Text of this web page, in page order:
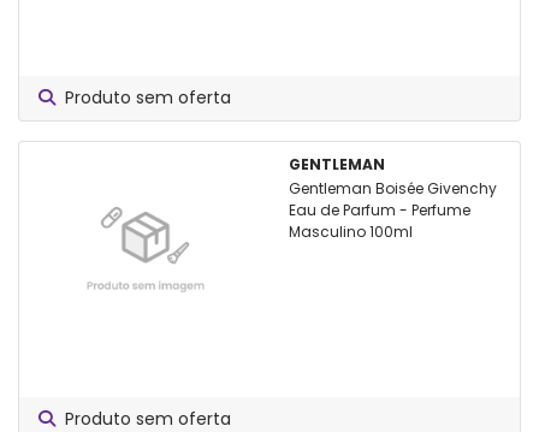
Produto sem oferta
GENTLEMAN
Gentleman Boisée Givenchy
Eau de Parfum - Perfume
Masculino 100ml
Produto sem oferta